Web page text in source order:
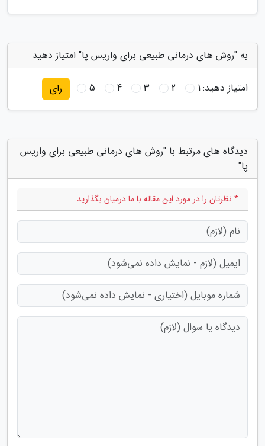
به "روش های درمانی طبیعی برای واریس پا" امتیاز دهید
امتیاز دهید:1
2
3
4
5 رای
دیدگاه های مرتبط با "روش های درمانی طبیعی برای واریس
پا"
* نظرتان را در مورد این مقاله با ما درمیان بگذارید